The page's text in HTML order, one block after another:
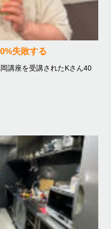
失敗する
講座を受講されたKさん40